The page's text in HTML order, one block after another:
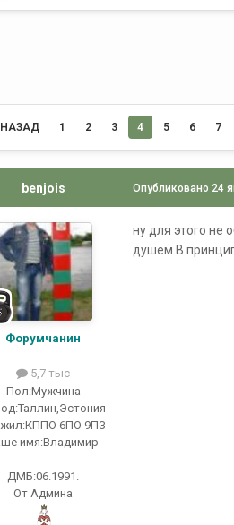
НАЗАД 1 2 3 4 5 6 7
benjois
Форумчанин
5,7 тыс
Пол:Мужчина
Таллин,Эстония
КППО 6ПО 9ПЗ
имя:Владимир
ДМБ:06.1991.
От Админа
Опубликовано 24
ну для этого не
душем.В